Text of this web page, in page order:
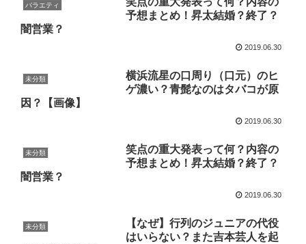
バラエティ
予想まとめ！昇太結婚？終了？
闇営業？
2019.06.30
未分類
横浜流星の口周り（口元）のヒ
ゲ濃い？青髭なのはタバコが原
因？【画像】
2019.06.30
未分類
笑点の重大発表って何？内容の
予想まとめ！昇太結婚？終了？
闇営業？
2019.06.30
未分類
【なぜ】行列のジュニアの代役
はいらない？また吉本芸人を起